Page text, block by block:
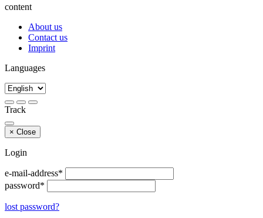
content
About us
Contact us
Imprint
Languages
Track
× Close
Login
e-mail-address*
password*
lost password?